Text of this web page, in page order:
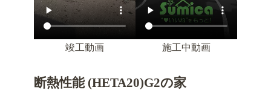
竣工動画 施工中動画
断熱性能 (HETA20)G2の家